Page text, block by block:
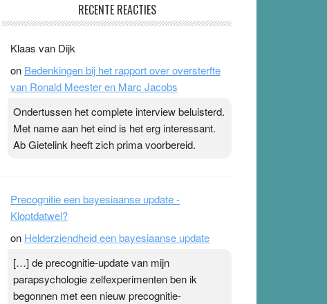
Ward van Beek
topsporters. Ze hopen ermee hun hartslag te
verlagen terwijl ze meer zuurstof opnemen.
Daarop heeft zo’n pleister geen effect. Maar het
zijn. Door…Lees meer Pleisterplakkers in de
topspsort › [...]
RECENTE REACTIES
Klaas van Dijk
on Bedenkingen bij het rapport over oversterfte
van Ronald Meester en Marc Jacobs
Ondertussen het complete interview beluisterd.
Met name aan het eind is het erg interessant.
Ab Gietelink heeft zich prima voorbereid.
Precognitie een bayesiaanse update -
Kloptdatwel?
on Helderziendheid een bayesiaanse update
[…] de precognitie-update van mijn
parapsychologie zelfexperimenten ben ik
begonnen met een nieuw precognitie-